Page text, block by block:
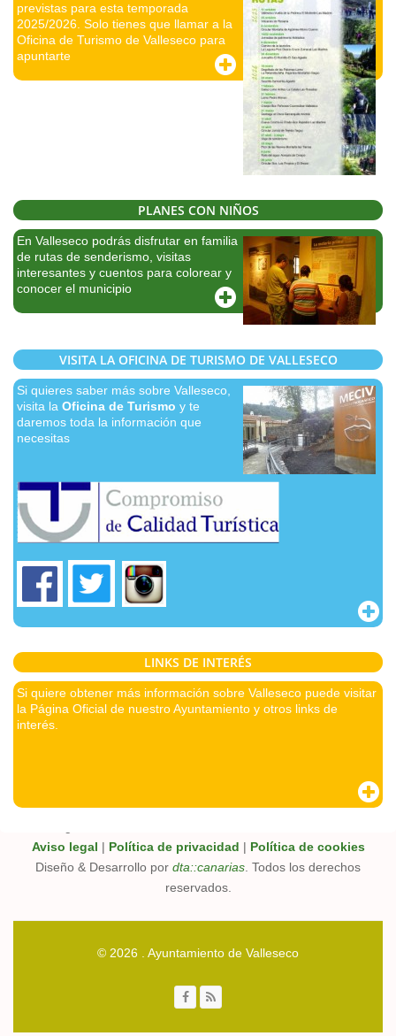
previstas para esta temporada
2025/2026. Solo tienes que llamar a la
Oficina de Turismo de Valleseco para
apuntarte
PLANES CON NIÑOS
En Valleseco podrás disfrutar en familia
de rutas de senderismo, visitas
interesantes y cuentos para colorear y
conocer el municipio
VISITA LA OFICINA DE TURISMO DE VALLESECO
Si quieres saber más sobre Valleseco,
visita la Oficina de Turismo y te
daremos toda la información que
necesitas
LINKS DE INTERÉS
Si quiere obtener más información sobre Valleseco puede visitar
la Página Oficial de nuestro Ayuntamiento y otros links de
interés.
Aviso legal | Política de privacidad | Política de cookies
Diseño & Desarrollo por dta::canarias . Todos los derechos
reservados.
© 2026 . Ayuntamiento de Valleseco